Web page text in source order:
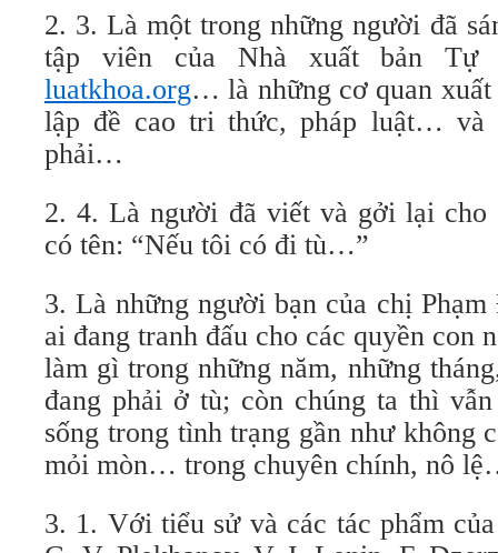
2. 3. Là một trong những người đã
tập viên của Nhà xuất bản Tự
luatkhoa.org… là những cơ quan xuất
lập đề cao tri thức, pháp luật… và
phải…
2. 4. Là người đã viết và gởi lại cho
có tên: “Nếu tôi có đi tù…”
3. Là những người bạn của chị
ai đang tranh đấu cho các quyền con
làm gì trong những năm, những
đang phải ở tù; còn chúng ta thì
sống trong tình trạng gần như không
mỏi mòn… trong chuyên chính, nô
3. 1. Với tiểu sử và các tác phẩm